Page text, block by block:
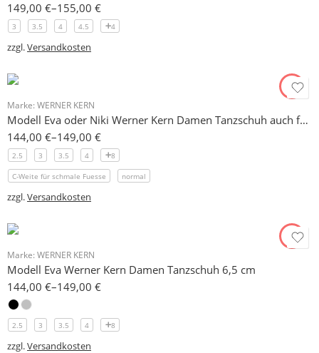
149,00 €–155,00 €
3 3.5 4 4.5 4
zzgl.Versandkosten
Marke: WERNER KERN
Modell Eva oder Niki Werner Kern Damen Tanzschuh auch für schmale Füße 5 cm
144,00 €–149,00 €
2.5 3 3.5 4 8
C-Weite für schmale Fuesse normal
zzgl.Versandkosten
Marke: WERNER KERN
Modell Eva Werner Kern Damen Tanzschuh 6,5 cm
144,00 €–149,00 €
2.5 3 3.5 4 8
zzgl.Versandkosten